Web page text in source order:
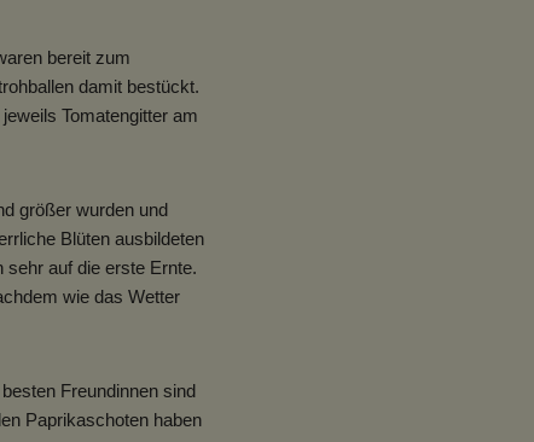
bereit zum
damit bestückt.
Tomatengitter am
größer wurden und
Blüten ausbildeten
sehr auf die erste Ernte.
wie das Wetter
Freundinnen sind
Paprikaschoten haben